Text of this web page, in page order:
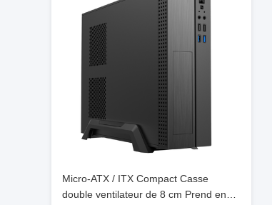
Micro-ATX / ITX Compact Casse
double ventilateur de 8 cm Prend en